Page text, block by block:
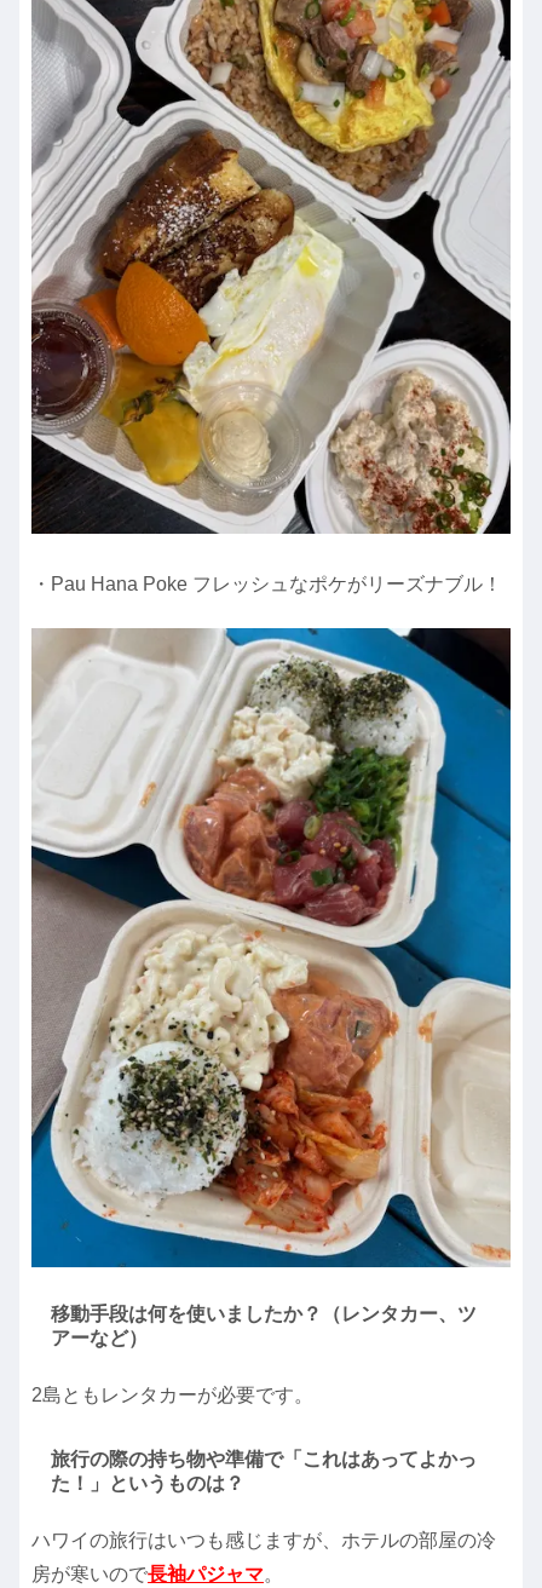
・Pau Hana Poke フレッシュなポケがリーズナブル！
移動手段は何を使いましたか？（レンタカー、ツ
アーなど）
2島ともレンタカーが必要です。
旅行の際の持ち物や準備で「これはあってよかっ
た！」というものは？
ハワイの旅行はいつも感じますが、ホテルの部屋の冷
房が寒いので長袖パジャマ。